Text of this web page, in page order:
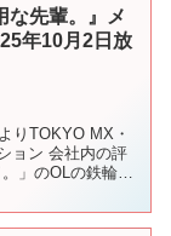
な先輩。』メ
年10月2日放
りTOKYO MX・
ョン 会社内の評
」のOLの鉄輪。